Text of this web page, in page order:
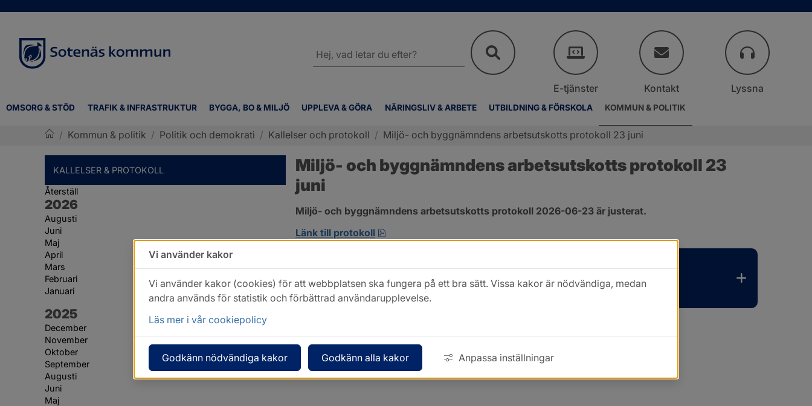
OMSORG & STÖD TRAFIK & INFRASTRUKTUR BYGGA, BO & MILJÖ UPPLEVA & GÖRA NÄRINGSLIV & ARBETE UTBILDNING & FÖRSKOLA KOMMUN & POLITIK
webbplatsen
E-tjänster Kontakt Lyssna
/ Kommun & politik / Politik och demokrati / Kallelser och protokoll / Miljö- och byggnämndens arbetsutskotts protokoll 23 juni
KALLELSER & PROTOKOLL
Återställ
År:
2026
Augusti
Juni
Maj
April
Mars
Februari
Januari
År:
2025
December
November
Oktober
September
Augusti
Juni
Maj
Miljö- och byggnämndens arbetsutskotts protokoll 23
juni
Miljö- och byggnämndens arbetsutskotts protokoll 2026-06-23 är justerat.
Länk till protokoll
pdf, 692.2 kB, öppnas i nytt fönster.
Kontakt
Vi använder kakor
Vi använder kakor (cookies) för att webbplatsen ska fungera på ett bra sätt. Vissa kakor är nödvändiga, medan
andra används för statistik och förbättrad användarupplevelse.
Läs mer i vår cookiepolicy
Godkänn nödvändiga kakor Godkänn alla kakor Anpassa inställningar